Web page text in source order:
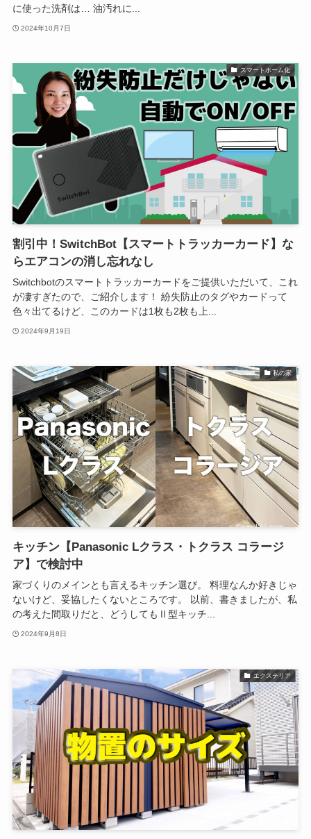
に使った洗剤は… 油汚れに...
2024年10月7日
スマートホーム化
割引中！SwitchBot【スマートトラッカーカード】な
らエアコンの消し忘れなし
Switchbotのスマートトラッカーカードをご提供いただいて、これ
が凄すぎたので、ご紹介します！ 紛失防止のタグやカードって
色々出てるけど、このカードは1枚も2枚も上...
2024年9月19日
私の家
キッチン【Panasonic Lクラス・トクラス コラージ
ア】で検討中
家づくりのメインとも言えるキッチン選び。 料理なんか好きじゃ
ないけど、妥協したくないところです。 以前、書きましたが、私
の考えた間取りだと、どうしてもⅡ型キッチ...
2024年9月8日
エクステリア